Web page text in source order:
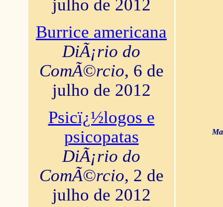
julho de 2012
Burrice americana
DiÃ¡rio do
ComÃ©rcio, 6 de
julho de 2012
Psicï¿½logos e
psicopatas
DiÃ¡rio do
ComÃ©rcio, 2 de
julho de 2012